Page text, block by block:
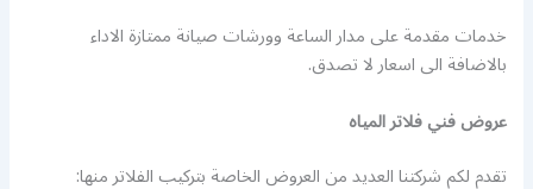
خدمات مقدمة على مدار الساعة وورشات صيانة ممتازة الاداء
بالاضافة الى اسعار لا تصدق.
عروض فني فلاتر المياه
تقدم لكم شركتنا العديد من العروض الخاصة بتركيب الفلاتر منها: